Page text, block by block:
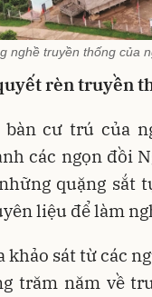
nghề truyền thống của
rèn truyền
bàn cư trú của
các ngọn đồi
quặng sắt
liệu để làm
khảo sát từ các
trăm năm về